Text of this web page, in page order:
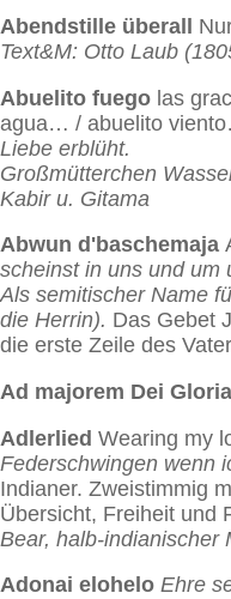
Abendstille überall
Text&M: Otto Laub
Abuelito fuego las
agua… / abuelito
Liebe erblüht.
Großmütterchen
Kabir u. Gitama
Abwun d'baschemaja
scheinst in uns und um
Als semitischer Name
die Herrin). Das Gebet
die erste Zeile des
Ad majorem Dei
Adlerlied Wearing my
Federschwingen wenn
Indianer. Zwei­stimmig
Übersicht, Freiheit und
Bear, halb-indianischer
Adonai elohelo Ehre